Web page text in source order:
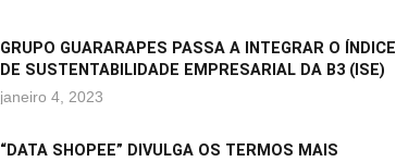
GRUPO GUARARAPES PASSA A INTEGRAR O ÍNDICE
DE SUSTENTABILIDADE EMPRESARIAL DA B3 (ISE)
janeiro 4, 2023
“DATA SHOPEE” DIVULGA OS TERMOS MAIS